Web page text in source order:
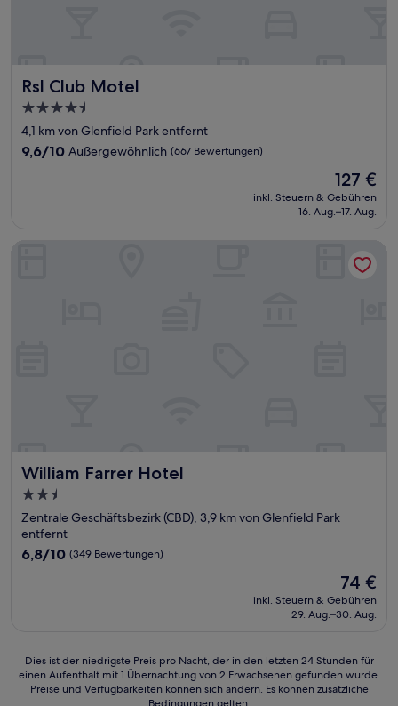
Rsl Club Motel
Rsl Club Motel
4.5-
Sterne-
Unterkunft
4,1 km von Glenfield Park entfernt
9.6
9,6/10 Außergewöhnlich (667 Bewertungen)
Der
Preis
beträgt
127 €
inkl. Steuern & Gebühren
16. Aug.–17. Aug.
William Farrer Hotel
William Farrer Hotel
2.5-
Sterne-
Unterkunft
Zentrale Geschäftsbezirk (CBD), 3,9 km von Glenfield Park
entfernt
6.8
6,8/10 (349 Bewertungen)
Der
Preis
beträgt
74 €
inkl. Steuern & Gebühren
29. Aug.–30. Aug.
William Farrer Hotel
Dies
ist
Dies ist der niedrigste Preis pro Nacht, der in den letzten 24 Stunden für
einen Aufenthalt mit 1 Übernachtung von 2 Erwachsenen gefunden wurde.
Preise und Verfügbarkeiten können sich ändern. Es können zusätzliche